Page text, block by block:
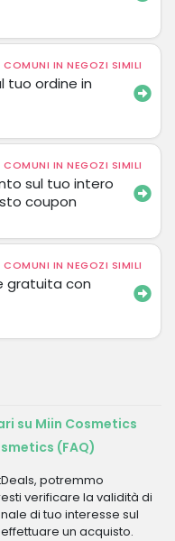
IN NEGOZI SIMILI
tuo ordine in
IN NEGOZI SIMILI
sul tuo intero
coupon
IN NEGOZI SIMILI
gratuita con
su Miin Cosmetics
(FAQ)
potremmo
verificare la validità di
di tuo interesse sul
un acquisto.